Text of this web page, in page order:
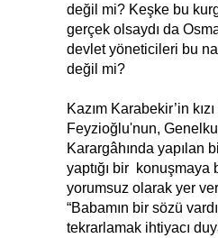
değil mi? Keşke bu
gerçek olsaydı da
devlet yöneticileri bu
değil mi?
Kazım Karabekir’in
Feyzioğlu'nun,
Karargâhında yapılan
yaptığı bir konuşmaya
yorumsuz olarak yer
“Babamın bir sözü
tekrarlamak ihtiyacı